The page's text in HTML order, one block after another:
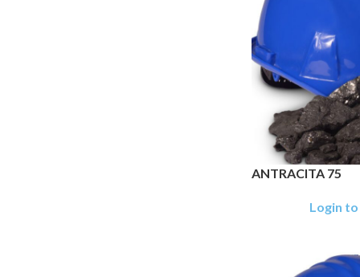
ANTRACITA 75
Login